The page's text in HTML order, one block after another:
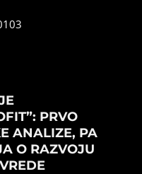
PRVO
ANALIZE, PA
O RAZVOJU